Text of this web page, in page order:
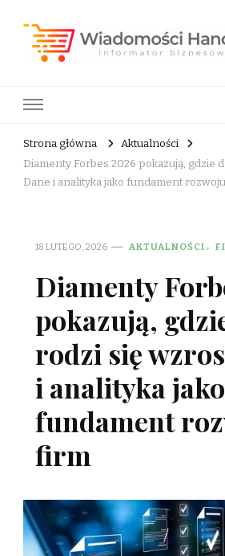
Strona główna
Aktualności
Diamenty Forbes 2026 pokazują, gdzie
Dane i analityka jako fundament
18 LUTEGO, 2026 AKTUALNOŚCI
Diamenty
pokazują,
rodzi się
i analityka jako
fundament
firm